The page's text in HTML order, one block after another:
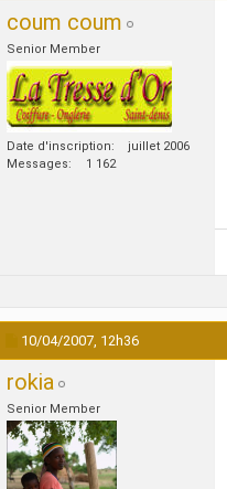
coum coum
Senior Member
Date d'inscription
juillet 2006
Messages
1 162
10/04/2007, 12h36
rokia
Senior Member